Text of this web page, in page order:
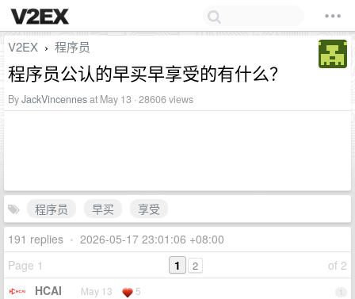
V2EX › 程序员
程序员公认的早买早享受的有什么？
ByJackVincennesat May 13 · 28606 views
程序员 早买
享受
191 replies • 2026-05-17 23:01:06 +08:00
Page 1
of 2
1 2
1
HCAI May 13 5